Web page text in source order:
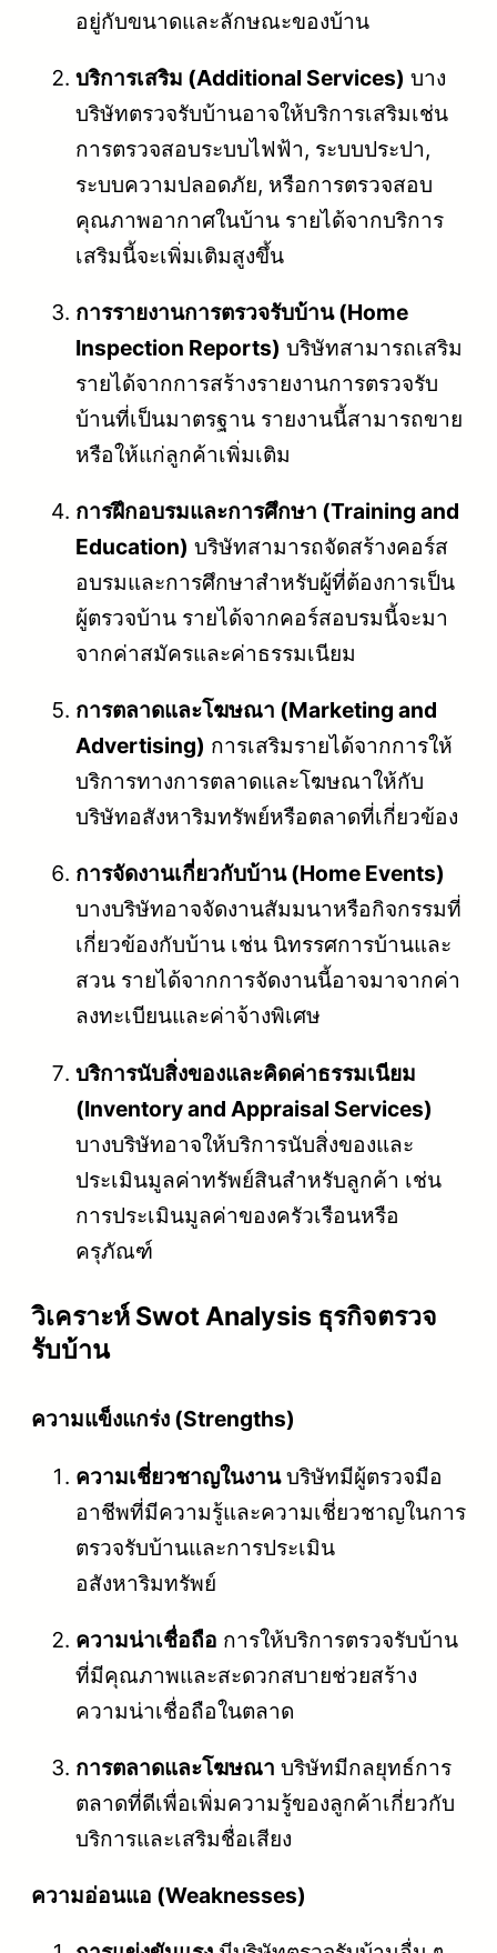
อยู่กับขนาดและลักษณะของบ้าน
บริการเสริม (Additional Services) บาง
บริษัทตรวจรับบ้านอาจให้บริการเสริมเช่น
การตรวจสอบระบบไฟฟ้า, ระบบประปา,
ระบบความปลอดภัย, หรือการตรวจสอบ
คุณภาพอากาศในบ้าน รายได้จากบริการ
เสริมนี้จะเพิ่มเติมสูงขึ้น
การรายงานการตรวจรับบ้าน (Home
Inspection Reports) บริษัทสามารถเสริม
รายได้จากการสร้างรายงานการตรวจรับ
บ้านที่เป็นมาตรฐาน รายงานนี้สามารถขาย
หรือให้แก่ลูกค้าเพิ่มเติม
การฝึกอบรมและการศึกษา (Training and
Education) บริษัทสามารถจัดสร้างคอร์ส
อบรมและการศึกษาสำหรับผู้ที่ต้องการเป็น
ผู้ตรวจบ้าน รายได้จากคอร์สอบรมนี้จะมา
จากค่าสมัครและค่าธรรมเนียม
การตลาดและโฆษณา (Marketing and
Advertising) การเสริมรายได้จากการให้
บริการทางการตลาดและโฆษณาให้กับ
บริษัทอสังหาริมทรัพย์หรือตลาดที่เกี่ยวข้อง
การจัดงานเกี่ยวกับบ้าน (Home Events)
บางบริษัทอาจจัดงานสัมมนาหรือกิจกรรมที่
เกี่ยวข้องกับบ้าน เช่น นิทรรศการบ้านและ
สวน รายได้จากการจัดงานนี้อาจมาจากค่า
ลงทะเบียนและค่าจ้างพิเศษ
บริการนับสิ่งของและคิดค่าธรรมเนียม
(Inventory and Appraisal Services)
บางบริษัทอาจให้บริการนับสิ่งของและ
ประเมินมูลค่าทรัพย์สินสำหรับลูกค้า เช่น
การประเมินมูลค่าของครัวเรือนหรือ
ครุภัณฑ์
วิเคราะห์ Swot Analysis ธุรกิจตรวจ
รับบ้าน
ความแข็งแกร่ง (Strengths)
ความเชี่ยวชาญในงานบริษัทมีผู้ตรวจมือ
อาชีพที่มีความรู้และความเชี่ยวชาญในการ
ตรวจรับบ้านและการประเมิน
อสังหาริมทรัพย์
ความน่าเชื่อถือ การให้บริการตรวจรับบ้าน
ที่มีคุณภาพและสะดวกสบายช่วยสร้าง
ความน่าเชื่อถือในตลาด
การตลาดและโฆษณา บริษัทมีกลยุทธ์การ
ตลาดที่ดีเพื่อเพิ่มความรู้ของลูกค้าเกี่ยวกับ
บริการและเสริมชื่อเสียง
ความอ่อนแอ (Weaknesses)